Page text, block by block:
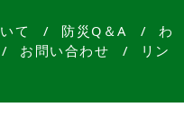
て / 防災Q＆A / わ
お問い合わせ /
リン